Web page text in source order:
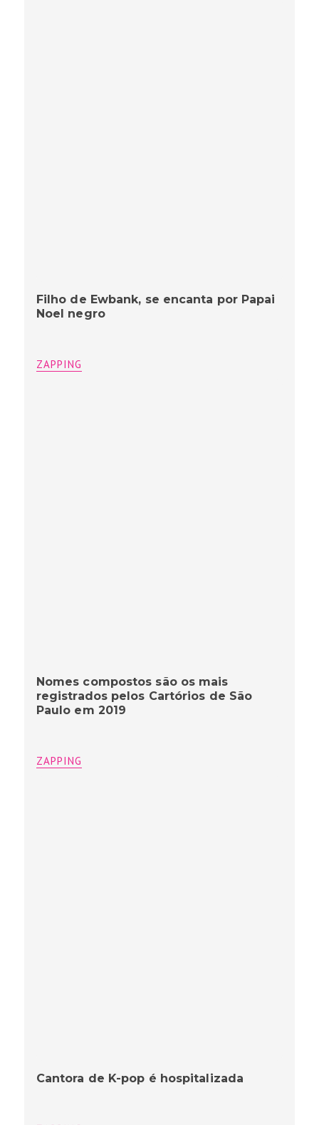
Filho de Ewbank, se encanta por Papai
Noel negro
ZAPPING
Nomes compostos são os mais
registrados pelos Cartórios de São
Paulo em 2019
ZAPPING
Cantora de K-pop é hospitalizada